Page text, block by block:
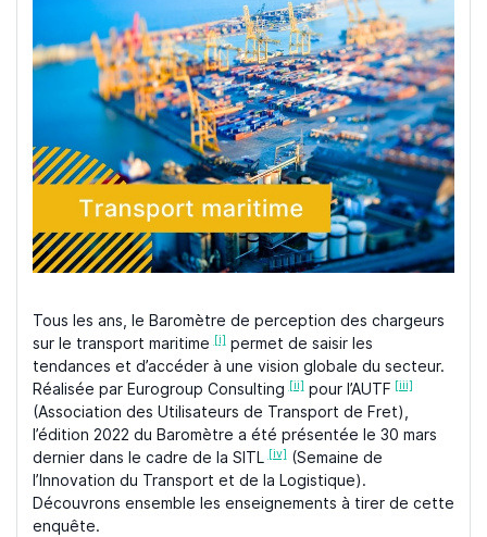
Tous les ans, le Baromètre de perception des chargeurs
sur le transport maritime [i]permet de saisir les
tendances et d’accéder à une vision globale du secteur.
Réalisée par Eurogroup Consulting [ii]pour l’AUTF [iii]
(Association des Utilisateurs de Transport de Fret),
l’édition 2022 du Baromètre a été présentée le 30 mars
dernier dans le cadre de la SITL [iv](Semaine de
l’Innovation du Transport et de la Logistique).
Découvrons ensemble les enseignements à tirer de cette
enquête.